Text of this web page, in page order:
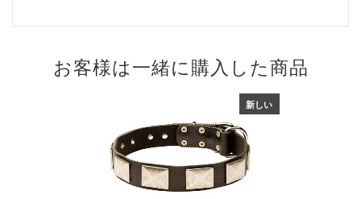
お客様は一緒に購入した商品
新しい